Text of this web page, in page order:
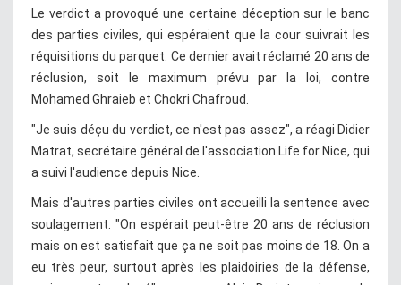
Le verdict a provoqué une certaine déception sur le banc
des parties civiles, qui espéraient que la cour suivrait les
réquisitions du parquet. Ce dernier avait réclamé 20 ans de
réclusion, soit le maximum prévu par la loi, contre
Mohamed Ghraieb et Chokri Chafroud.
"Je suis déçu du verdict, ce n'est pas assez", a réagi Didier
Matrat, secrétaire général de l'association Life for Nice, qui
a suivi l'audience depuis Nice.
Mais d'autres parties civiles ont accueilli la sentence avec
soulagement. "On espérait peut-être 20 ans de réclusion
mais on est satisfait que ça ne soit pas moins de 18. On a
eu très peur, surtout après les plaidoiries de la défense,